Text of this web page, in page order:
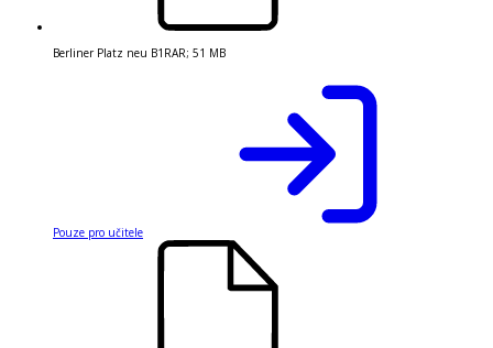
Berliner Platz neu B1 RAR; 51 MB
Pouze pro učitele